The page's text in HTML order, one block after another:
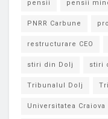
pensii pensii
PNRR Carbune
restructurare CEO
stiri din Dolj stiri
Tribunalul Dolj
Universitatea Craiova